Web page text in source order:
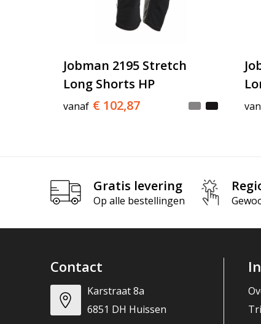
Jobman 2195 Stretch
Long Shorts HP
vanaf € 102,87
Gratis levering
Op alle bestellingen
Contact
Karstraat 8a
6851 DH Huissen